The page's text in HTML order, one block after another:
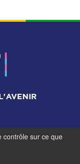
Gymnastique -
contrôle sur ce que